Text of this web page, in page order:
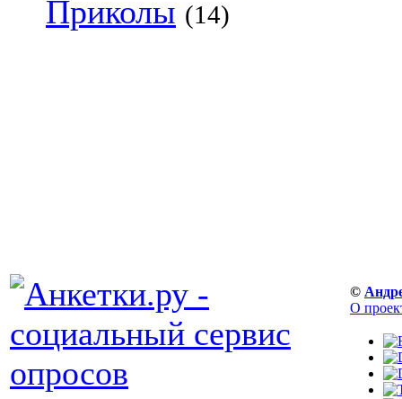
Приколы (14)
©
О